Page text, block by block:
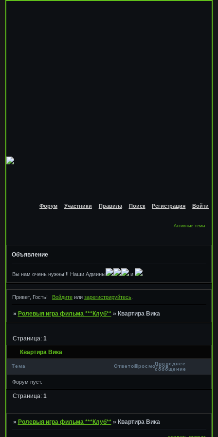
Форум Участники Правила Поиск Регистрация Войти
Активные темы
Объявление
Вы нам очень нужны!!! Наши Админы и
Привет, Гость! Войдитеили зарегистрируйтесь.
» Ролевыя игра фильма ***Клуб** » Квартира Вика
Квартира Вика
Страница: 1
Тема ОтветовПросмотровПоследнее
сообщение
Форум пуст.
Страница: 1
» Ролевыя игра фильма ***Клуб** » Квартира Вика